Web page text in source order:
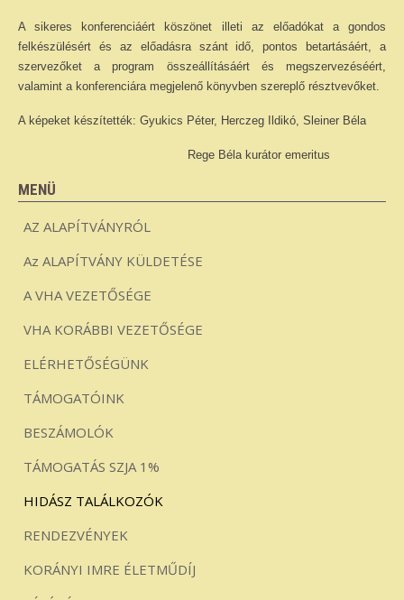
A sikeres konferenciáért köszönet illeti az előadókat a gondos
felkészülésért és az előadásra szánt idő, pontos betartásáért, a
szervezőket a program összeállításáért és megszervezéséért,
valamint a konferenciára megjelenő könyvben szereplő résztvevőket.
A képeket készítették: Gyukics Péter, Herczeg Ildikó, Sleiner Béla
Rege Béla kurátor emeritus
MENÜ
AZ ALAPÍTVÁNYRÓL
Az ALAPÍTVÁNY KÜLDETÉSE
A VHA VEZETŐSÉGE
VHA KORÁBBI VEZETŐSÉGE
ELÉRHETŐSÉGÜNK
TÁMOGATÓINK
BESZÁMOLÓK
TÁMOGATÁS SZJA 1%
HIDÁSZ TALÁLKOZÓK
RENDEZVÉNYEK
KORÁNYI IMRE ÉLETMŰDÍJ